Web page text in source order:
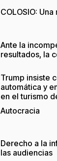
COLOSIO:
Ante la
resultados, la
Trump insiste
automática y
en el turismo
Autocracia
Derecho a la
las audiencias